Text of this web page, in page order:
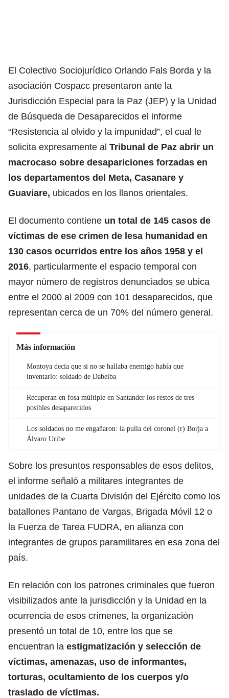
El Colectivo Sociojurídico Orlando Fals Borda y la
asociación Cospacc presentaron ante la
Jurisdicción Especial para la Paz (JEP) y la Unidad
de Búsqueda de Desaparecidos el informe
“Resistencia al olvido y la impunidad”, el cual le
solicita expresamente al Tribunal de Paz abrir un
macrocaso sobre desapariciones forzadas en
los departamentos del Meta, Casanare y
Guaviare, ubicados en los llanos orientales.
El documento contiene un total de 145 casos de
víctimas de ese crimen de lesa humanidad en
130 casos ocurridos entre los años 1958 y el
2016, particularmente el espacio temporal con
mayor número de registros denunciados se ubica
entre el 2000 al 2009 con 101 desaparecidos, que
representan cerca de un 70% del número general.
Más información
Montoya decía que si no se hallaba enemigo había que
inventarlo: soldado de Dabeiba
Recuperan en fosa múltiple en Santander los restos de tres
posibles desaparecidos
Los soldados no me engañaron: la pulla del coronel (r) Borja a
Álvaro Uribe
Sobre los presuntos responsables de esos delitos,
el informe señaló a militares integrantes de
unidades de la Cuarta División del Ejército como los
batallones Pantano de Vargas, Brigada Móvil 12 o
la Fuerza de Tarea FUDRA, en alianza con
integrantes de grupos paramilitares en esa zona del
país.
En relación con los patrones criminales que fueron
visibilizados ante la jurisdicción y la Unidad en la
ocurrencia de esos crímenes, la organización
presentó un total de 10, entre los que se
encuentran la estigmatización y selección de
víctimas, amenazas, uso de informantes,
torturas, ocultamiento de los cuerpos y/o
traslado de víctimas.